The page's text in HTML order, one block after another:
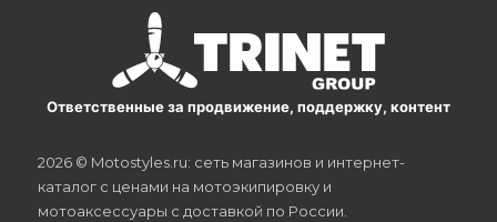
Ответственные за продвижение, поддержку, контент
2026 © Motostyles.ru: сеть магазинов и интернет-
каталог с ценами на мотоэкипировку и
мотоаксессуары с доставкой по России.